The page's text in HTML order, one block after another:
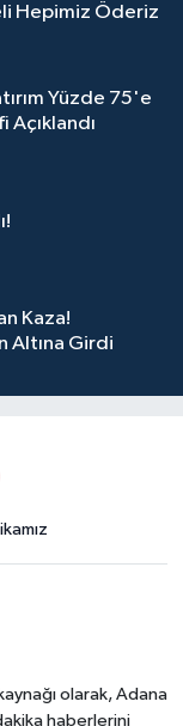
Hepimiz Öderiz
Yüzde 75'e
Açıklandı
Kaza!
Altına Girdi
olarak, Adana
haberlerini